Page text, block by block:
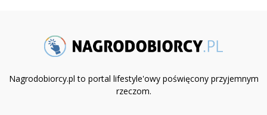
Nagrodobiorcy.pl to portal lifestyle'owy poświęcony przyjemnym
rzeczom.